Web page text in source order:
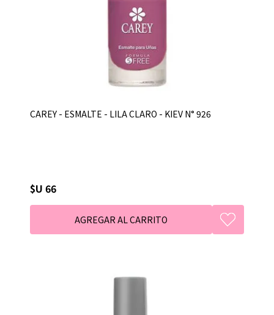
CAREY - ESMALTE - LILA CLARO - KIEV N° 926
$U 66